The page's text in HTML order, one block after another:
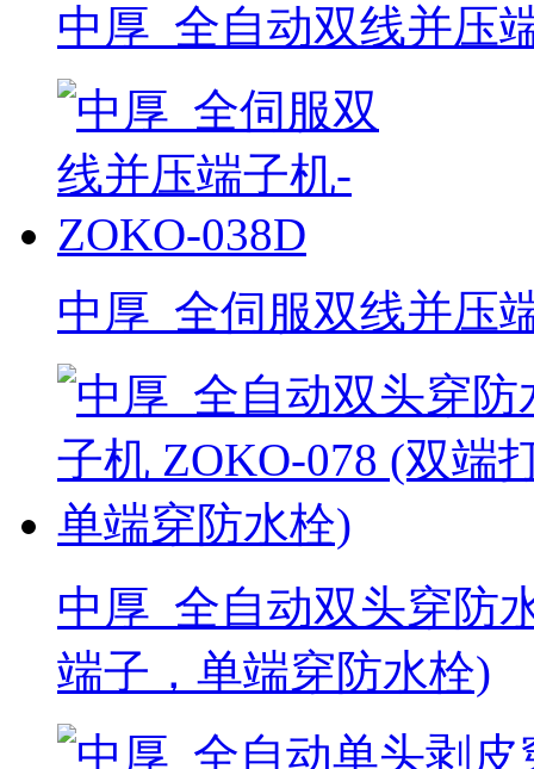
中厚_全自动双线并压
中厚_全伺服双线并压
中厚_全自动双头穿防
端子，单端穿防水栓)